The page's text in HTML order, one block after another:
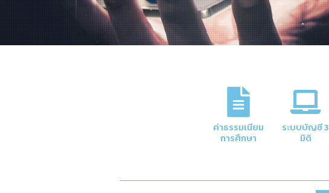
ภารกิจหลักของกองคลัง
การจัดการด้านการเงินและบัญชีของมหาวิทยาลัยให้มี
ความโปร่งใสและมีประสิทธิภาพ
ค่าธรรมเนียม
การศึกษา
ระบบบัญชี 3
มิติ